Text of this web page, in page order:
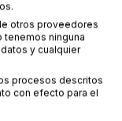
Un corazón
en juego su
determinada
El cerebro
que se pasea
que narra la
otros proveedores
tenemos ninguna
y cualquier
procesos descritos
con efecto para el